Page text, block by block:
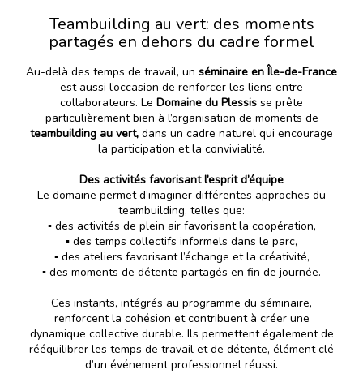
Teambuilding au vert: des moments
partagés en dehors du cadre formel
Au-delà des temps de travail, un séminaire en Île-de-France
est aussi l’occasion de renforcer les liens entre
collaborateurs. Le Domaine du Plessis se prête
particulièrement bien à l’organisation de moments de
teambuilding au vert, dans un cadre naturel qui encourage
la participation et la convivialité.
Des activités favorisant l’esprit d’équipe
Le domaine permet d’imaginer différentes approches du
teambuilding, telles que:
▪️ des activités de plein air favorisant la coopération,
▪️ des temps collectifs informels dans le parc,
▪️ des ateliers favorisant l’échange et la créativité,
▪️ des moments de détente partagés en fin de journée.
Ces instants, intégrés au programme du séminaire,
renforcent la cohésion et contribuent à créer une
dynamique collective durable. Ils permettent également de
rééquilibrer les temps de travail et de détente, élément clé
d’un événement professionnel réussi.